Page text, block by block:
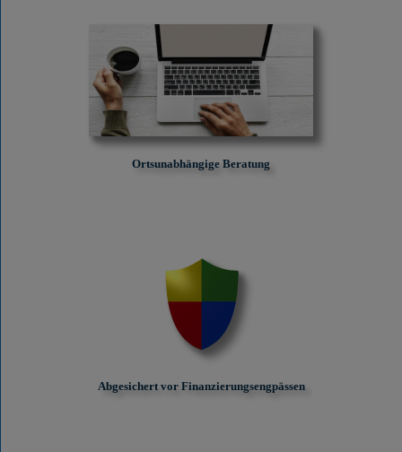
Ortsunabhängige Beratung
Abgesichert vor Finanzierungs­engpässen